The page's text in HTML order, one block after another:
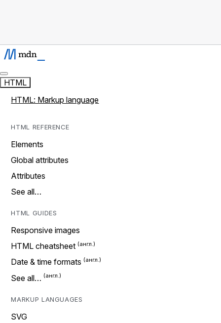
HTML
HTML: Markup language
HTML REFERENCE
Elements
Global attributes
Attributes
See all…
HTML GUIDES
Responsive images
HTML cheatsheet
Date & time formats
See all…
MARKUP LANGUAGES
SVG